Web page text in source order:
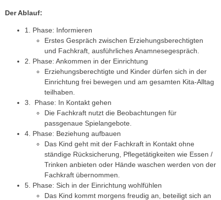
Der Ablauf:
1. Phase: Informieren
Erstes Gespräch zwischen Erziehungsberechtigten
und Fachkraft, ausführliches Anamnesegespräch.
2. Phase: Ankommen in der Einrichtung
Erziehungsberechtigte und Kinder dürfen sich in der
Einrichtung frei bewegen und am gesamten Kita-Alltag
teilhaben.
3. Phase: In Kontakt gehen
Die Fachkraft nutzt die Beobachtungen für
passgenaue Spielangebote.
4. Phase: Beziehung aufbauen
Das Kind geht mit der Fachkraft in Kontakt ohne
ständige Rücksicherung, Pflegetätigkeiten wie Essen /
Trinken anbieten oder Hände waschen werden von der
Fachkraft übernommen.
5. Phase: Sich in der Einrichtung wohlfühlen
Das Kind kommt morgens freudig an, beteiligt sich an